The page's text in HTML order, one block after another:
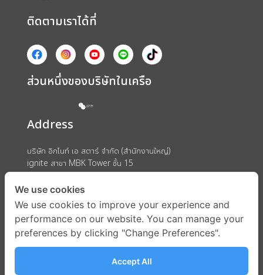
ติดตามเราได้ที่
ส่วนหนึ่งของบริษัทในเครือ
Address
บริษัท อิกไนท์ เอ สตาร์ จำกัด (สำนักงานใหญ่)
ignite สาขา MBK Tower ชั้น 15
ถนนพญาไท แขวงวังใหม่ เขตปทุมวัน กรุงเทพมหานคร 10330
We use cookies
We use cookies to improve your experience and
performance on our website. You can manage your
preferences by clicking "Change Preferences".
Accept All